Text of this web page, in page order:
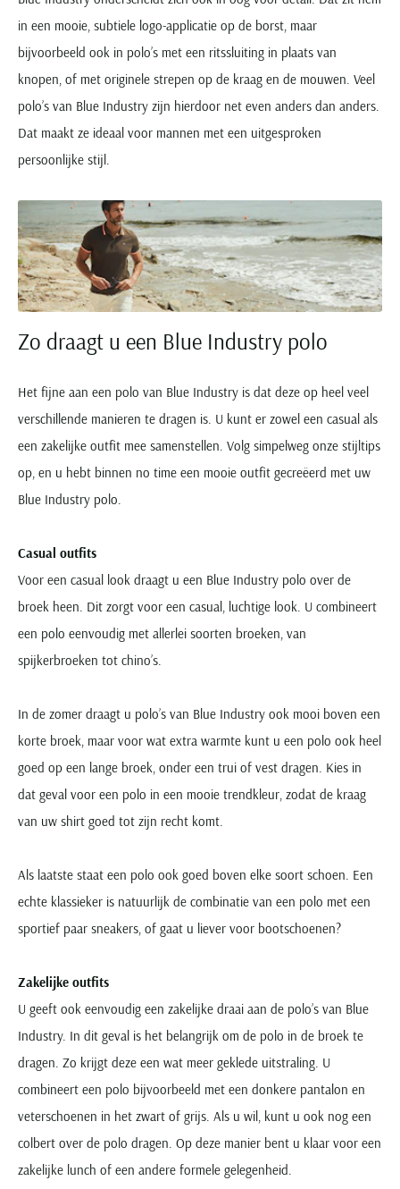
in een mooie, subtiele logo-applicatie op de borst, maar
bijvoorbeeld ook in polo’s met een ritssluiting in plaats van
knopen, of met originele strepen op de kraag en de mouwen. Veel
polo’s van Blue Industry zijn hierdoor net even anders dan anders.
Dat maakt ze ideaal voor mannen met een uitgesproken
persoonlijke stijl.
Zo draagt u een Blue Industry polo
Het fijne aan een polo van Blue Industry is dat deze op heel veel
verschillende manieren te dragen is. U kunt er zowel een casual als
een zakelijke outfit mee samenstellen. Volg simpelweg onze stijltips
op, en u hebt binnen no time een mooie outfit gecreëerd met uw
Blue Industry polo.
Casual outfits
Voor een casual look draagt u een Blue Industry polo over de
broek heen. Dit zorgt voor een casual, luchtige look. U combineert
een polo eenvoudig met allerlei soorten broeken, van
spijkerbroeken tot chino’s.
In de zomer draagt u polo’s van Blue Industry ook mooi boven een
korte broek, maar voor wat extra warmte kunt u een polo ook heel
goed op een lange broek, onder een trui of vest dragen. Kies in
dat geval voor een polo in een mooie trendkleur, zodat de kraag
van uw shirt goed tot zijn recht komt.
Als laatste staat een polo ook goed boven elke soort schoen. Een
echte klassieker is natuurlijk de combinatie van een polo met een
sportief paar sneakers, of gaat u liever voor bootschoenen?
Zakelijke outfits
U geeft ook eenvoudig een zakelijke draai aan de polo’s van Blue
Industry. In dit geval is het belangrijk om de polo in de broek te
dragen. Zo krijgt deze een wat meer geklede uitstraling. U
combineert een polo bijvoorbeeld met een donkere pantalon en
veterschoenen in het zwart of grijs. Als u wil, kunt u ook nog een
colbert over de polo dragen. Op deze manier bent u klaar voor een
zakelijke lunch of een andere formele gelegenheid.